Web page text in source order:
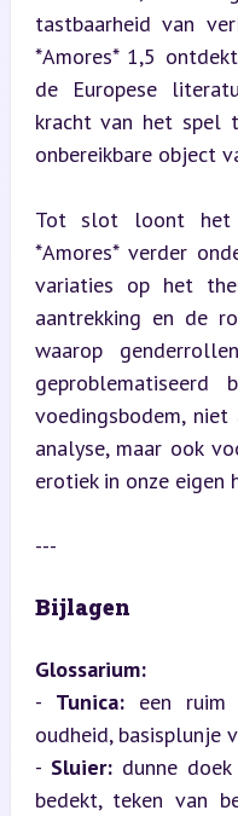
tastbaarheid van
*Amores* 1,5
de Europese
kracht van het spel
onbereikbare object
Tot slot loont het
*Amores* verder
variaties op het
aantrekking en de
waarop
voedingsbodem,
analyse, maar ook
erotiek in onze eigen
---
Bijlagen
Glossarium:
- Tunica: een ruim
oudheid, basisplunje
- Sluier: dunne
bedekt, teken van